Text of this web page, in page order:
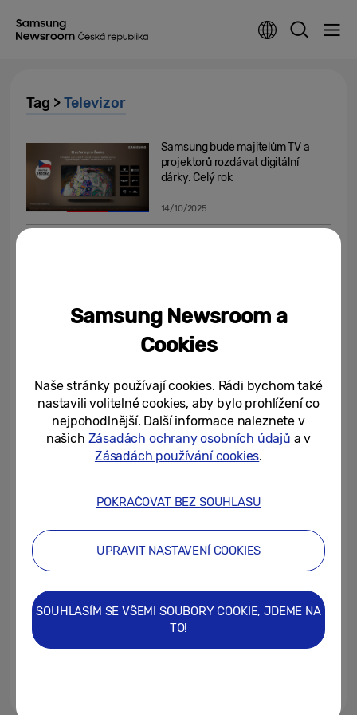
Tag >Televizor
Samsung bude majitelům TV a
projektorů rozdávat digitální
dárky. Celý rok
14/10/2025
Domácí kino je složité a drahé! 3
mýty o kvalitním zvuku, které
27/08/2025
Samsung na akci First Look
2025 představuje Vision AI a
další inovace – obrazovky se...
díla světových i českých...
Samsung představuje chytrou
domácnost řízenou AI. Zažít ji
můžete v pražském Chapteru
Samsung Newsroom a
Cookies
Naše stránky používají cookies. Rádi bychom také
nastavili volitelné cookies, aby bylo prohlížení co
nejpohodlnější. Další informace naleznete v
našich Zásadách ochrany osobních údajů a v
Zásadách používání cookies.
POKRAČOVAT BEZ SOUHLASU
UPRAVIT NASTAVENÍ COOKIES
SOUHLASÍM SE VŠEMI SOUBORY COOKIE, JDEME NA
TO!